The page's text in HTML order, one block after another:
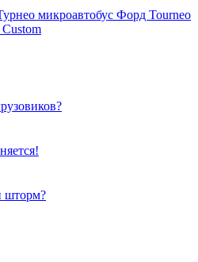
микроавтобус Форд Tourneo
шторм?